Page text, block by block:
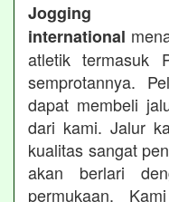
Jogging
international
atletik termasuk
semprotannya.
dapat membeli
dari kami. Jalur
kualitas sangat
akan berlari
permukaan.